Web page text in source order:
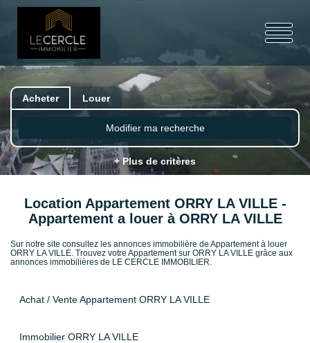
Acheter Louer
Modifier ma recherche
+ Plus de critères
Location Appartement ORRY LA VILLE -
Appartement a louer à ORRY LA VILLE
Sur notre site consultez les annonces immobilière de Appartement à louer
ORRY LA VILLE. Trouvez votre Appartement sur ORRY LA VILLE grâce aux
annonces immobilières de LE CERCLE IMMOBILIER.
Achat / Vente Appartement ORRY LA VILLE
Immobilier ORRY LA VILLE